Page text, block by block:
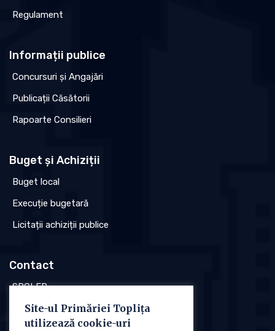
Regulament
Informații publice
Concursuri și Angajări
Publicații Căsătorii
Rapoarte Consilieri
Buget și Achiziții
Buget local
Execuție bugetară
Licitații achiziții publice
Contact
SPCLEP
Stare civilă
Site-ul Primăriei Toplița
utilizează cookie-uri